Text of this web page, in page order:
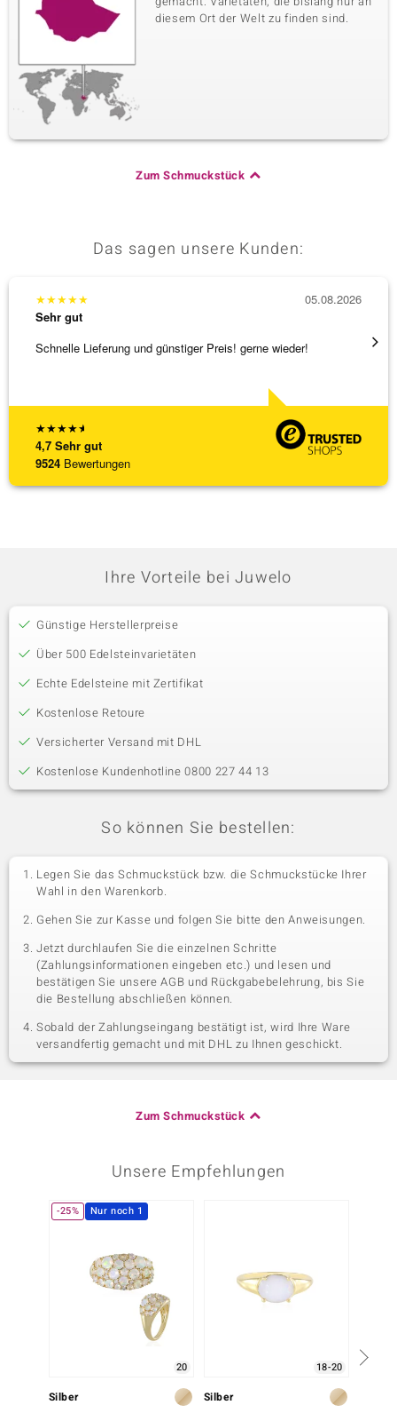
diesem Ort der Welt zu finden sind.
Zum Schmuckstück
Das sagen unsere Kunden:
★★★★★
4,7 Sehr gut
9524 Bewertungen
★★★★★
Sehr gut
Schnelle Lieferung und günstiger Preis! gerne wieder!
05.08.2026
Ich
Ihre Vorteile bei Juwelo
Günstige Herstellerpreise
Über 500 Edelsteinvarietäten
Echte Edelsteine mit Zertifikat
Kostenlose Retoure
Versicherter Versand mit DHL
Kostenlose Kundenhotline 0800 227 44 13
So können Sie bestellen:
Legen Sie das Schmuckstück bzw. die Schmuckstücke Ihrer
Wahl in den Warenkorb.
Gehen Sie zur Kasse und folgen Sie bitte den Anweisungen.
Jetzt durchlaufen Sie die einzelnen Schritte
(Zahlungsinformationen eingeben etc.) und lesen und
bestätigen Sie unsere AGB und Rückgabebelehrung, bis Sie
die Bestellung abschließen können.
Sobald der Zahlungseingang bestätigt ist, wird Ihre Ware
versandfertig gemacht und mit DHL zu Ihnen geschickt.
Zum Schmuckstück
Unsere Empfehlungen
-25% Nur noch 1
20
Silber
18-20
Silber